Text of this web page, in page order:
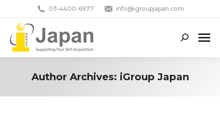
03-4400-6977 info@igroupjapan.com
Search:
Author Archives: iGroup Japan